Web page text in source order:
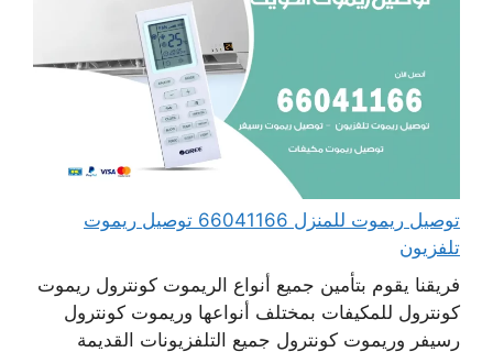
توصيل ريموت للمنزل 66041166 توصيل ريموت
تلفزيون
فريقنا يقوم بتأمين جميع أنواع الريموت كونترول ريموت
كونترول للمكيفات بمختلف أنواعها وريموت كونترول
رسيفر وريموت كونترول جميع التلفزيونات القديمة